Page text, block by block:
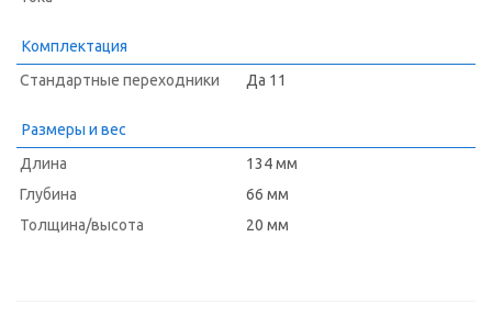
Комплектация
Стандартные переходники
Да 11
Размеры и вес
Длина
134 мм
Глубина
66 мм
Толщина/высота
20 мм